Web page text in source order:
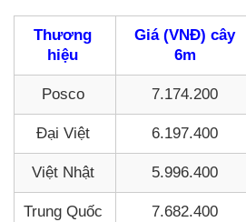
Thương
hiệu
Giá (VNĐ) cây
6m
Posco 7.174.200
Đại Việt 6.197.400
Việt Nhật 5.996.400
Trung Quốc 7.682.400